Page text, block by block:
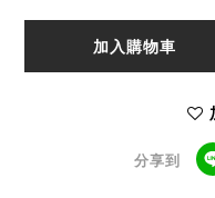
加入購物車
分享到